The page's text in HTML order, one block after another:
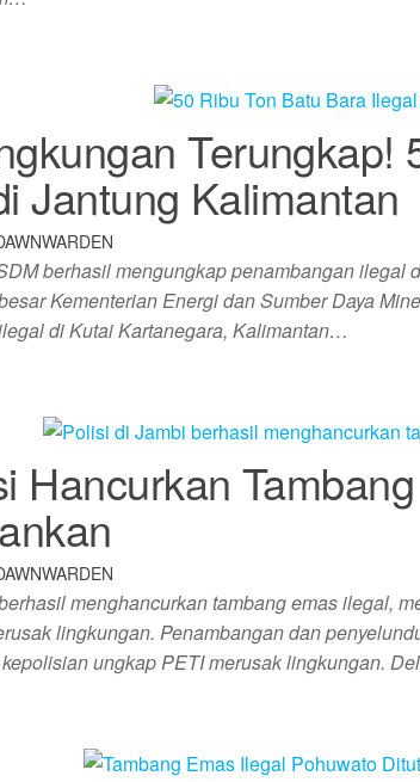
Terungkap!
Jantung Kalimantan
berhasil mengungkap penambangan ilegal
Kementerian Energi dan Sumber Daya
di Kutai Kartanegara, Kalimantan…
Hancurkan
menghancurkan tambang emas ilegal,
lingkungan. Penambangan dan
ungkap PETI merusak lingkungan.